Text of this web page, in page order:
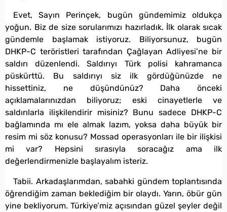
Evet, Sayın Perinçek, bugün gündemimiz oldukça
yoğun. Biz de size sorularımızı hazırladık. İlk olarak sıcak
gündemle başlamak istiyoruz. Biliyorsunuz, bugün
DHKP-C teröristleri tarafından Çağlayan Adliyesi’ne bir
saldırı düzenlendi. Saldırıyı Türk polisi kahramanca
püskürttü. Bu saldırıyı siz ilk gördüğünüzde ne
hissettiniz, ne düşündünüz? Daha önceki
açıklamalarınızdan biliyoruz; eski cinayetlerle ve
saldırılarla ilişkilendirir misiniz? Bunu sadece DHKP-C
bağlamında mı ele almak lazım, yoksa daha büyük bir
resim mi söz konusu? Mossad operasyonları ile bir ilişkisi
mi var? Hepsini sırasıyla soracağız ama ilk
değerlendirmenizle başlayalım isteriz.
Tabii. Arkadaşlarımdan, sabahki gündem toplantısında
öğrendiğim zaman beklediğim bir olaydı. Yarın, öbür gün
yine bekliyorum. Türkiye’miz açısından güzel şeyler değil